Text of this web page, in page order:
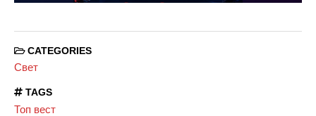
CATEGORIES
Свет
TAGS
Топ вест